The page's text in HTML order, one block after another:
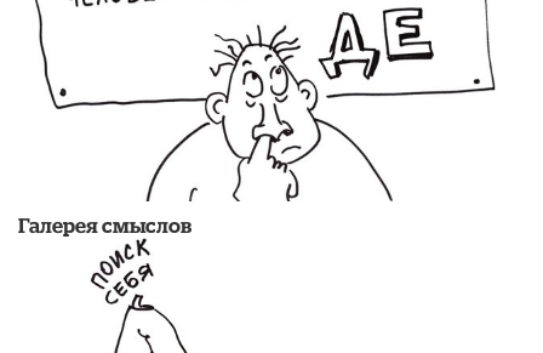
Галерея смыслов